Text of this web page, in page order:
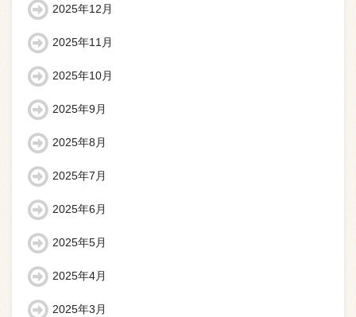
2025年12月
2025年11月
2025年10月
2025年9月
2025年8月
2025年7月
2025年6月
2025年5月
2025年4月
2025年3月